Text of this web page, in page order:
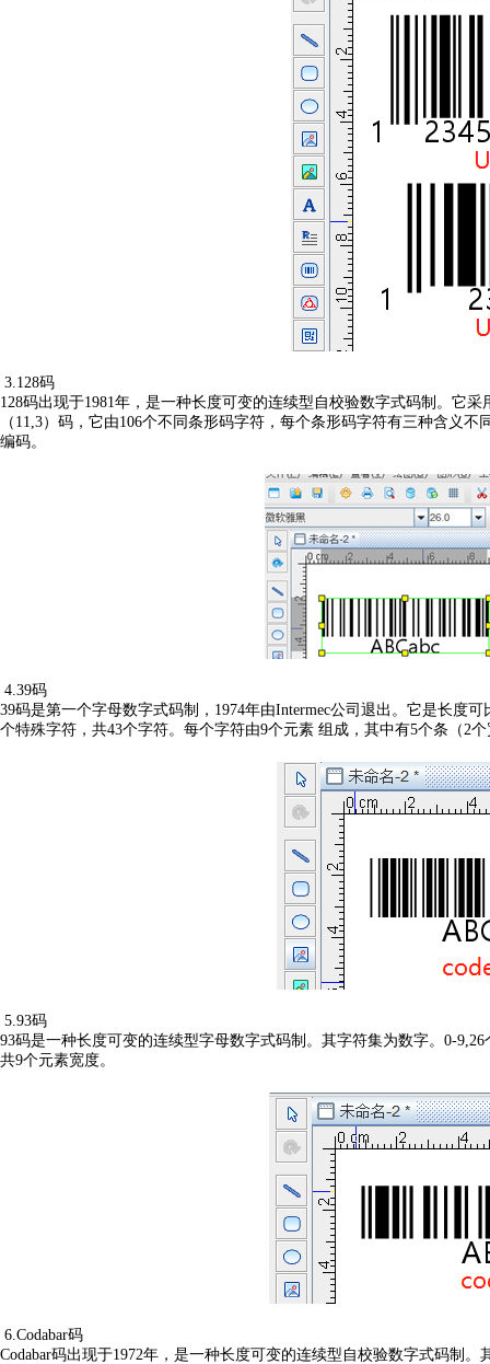
3.128码
128码出现于1981年，是一种长度可变的连续型自校验数字式码制。它
（11,3）码，它由106个不同条形码字符，每个条形码字符有三种含义
编码。
4.39码
39码是第一个字母数字式码制，1974年由Intermec公司退出。它是长度
个特殊字符，共43个字符。每个字符由9个元素 组成，其中有5个条（2
5.93码
93码是一种长度可变的连续型字母数字式码制。其字符集为数字。0-
共9个元素宽度。
6.Codabar码
Codabar码出现于1972年，是一种长度可变的连续型自校验数字式码制